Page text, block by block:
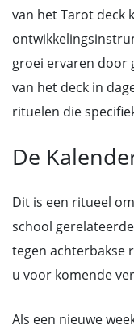
van het Tarot deck
groei ervaren door
van het deck in
rituelen die
De
Dit is een ritueel
school
tegen achterbakse
u voor komende
Als een nieuwe